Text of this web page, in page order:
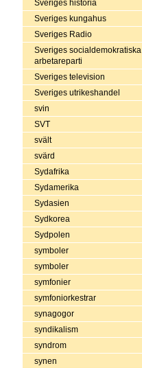
Sveriges historia
Sveriges kungahus
Sveriges Radio
Sveriges socialdemokratiska
arbetareparti
Sveriges television
Sveriges utrikeshandel
svin
SVT
svält
svärd
Sydafrika
Sydamerika
Sydasien
Sydkorea
Sydpolen
symboler
symboler
symfonier
symfoniorkestrar
synagogor
syndikalism
syndrom
synen